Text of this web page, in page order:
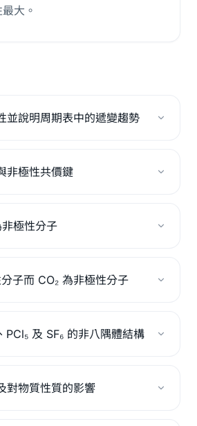
大。
並說明周期表中的遞變趨勢
非極性共價鍵
極性分子
子而 CO₂ 為非極性分子
PCl₅ 及 SF₆ 的非八隅體結構
對物質性質的影響